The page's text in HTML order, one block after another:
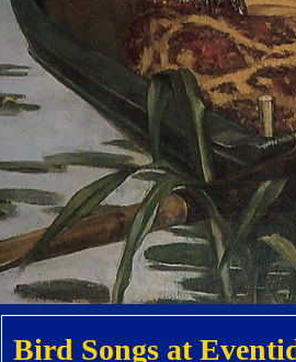
Bird Songs at